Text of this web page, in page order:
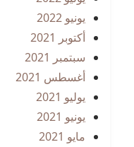
يونيو 2022
أكتوبر 2021
سبتمبر 2021
أغسطس 2021
يوليو 2021
يونيو 2021
مايو 2021